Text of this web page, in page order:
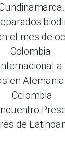
el mes de
Colombia.
a
en
Colombia
de